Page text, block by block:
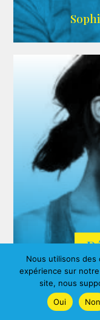
Nous utilisons des
expérience sur
site, nous
Oui
Non